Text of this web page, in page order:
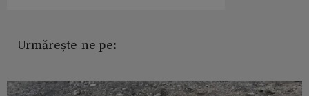
Urmărește-ne pe: